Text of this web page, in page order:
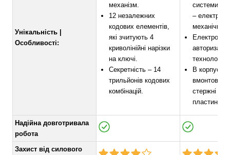
Унікальність |
Особливості:
механізм.
12 незалежних
кодових елементів,
які зчитують 4
криволінійні нарізки
на ключі.
Секретність – 14
трильйонів кодових
комбінацій.
системи
–
механічна.
авторизації
В корпус
вмонтовані
стержні та
пластина.
Надійна довготривала
робота
Захист від силового